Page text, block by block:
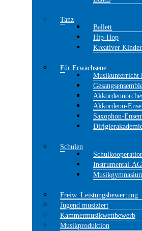
Tanz
Ballett
Hip-Hop
Kreativer
Für Erwachsene
Musikunterricht
Akkordeon-
Saxophon-
Schulen
Instrumental-
Freiw. Leistungsbewertung
Jugend musiziert
Kammermusikwettbewerb
Musikproduktion